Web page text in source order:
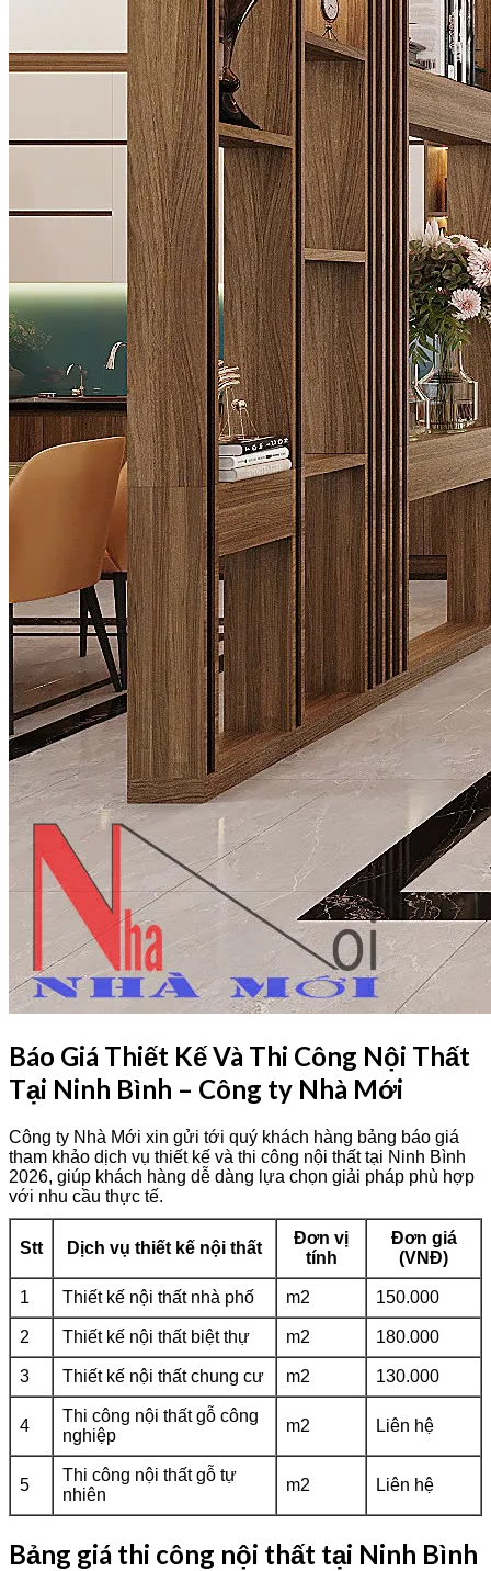
Báo Giá Thiết Kế Và Thi Công Nội Thất
Tại Ninh Bình – Công ty Nhà Mới
Công ty Nhà Mới xin gửi tới quý khách hàng bảng báo giá
tham khảo dịch vụ thiết kế và thi công nội thất tại Ninh Bình
2026, giúp khách hàng dễ dàng lựa chọn giải pháp phù hợp
với nhu cầu thực tế.
Stt Dịch vụ thiết kế nội thất
Đơn vị
tính
Đơn giá
(VNĐ)
1 Thiết kế nội thất nhà phố m2 150.000
2 Thiết kế nội thất biệt thự m2 180.000
3 Thiết kế nội thất chung cư m2 130.000
4
Thi công nội thất gỗ công
nghiệp
m2 Liên hệ
5
Thi công nội thất gỗ tự
nhiên
m2 Liên hệ
Bảng giá thi công nội thất tại Ninh Bình